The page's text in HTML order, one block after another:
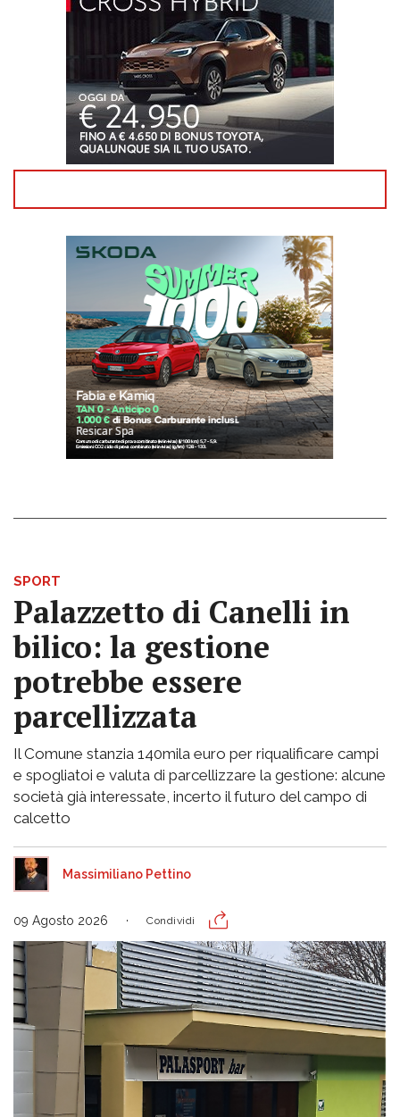
SPORT
Palazzetto di Canelli in
bilico: la gestione
potrebbe essere
parcellizzata
Il Comune stanzia 140mila euro per riqualificare campi
e spogliatoi e valuta di parcellizzare la gestione: alcune
società già interessate, incerto il futuro del campo di
calcetto
Massimiliano Pettino
09 Agosto 2026 Condividi